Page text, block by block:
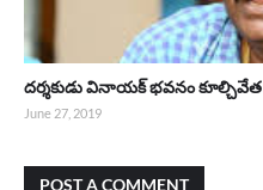
దర్శకుడు వినాయక్ భవనం కూల్చివేత
June 27, 2019
POST A COMMENT